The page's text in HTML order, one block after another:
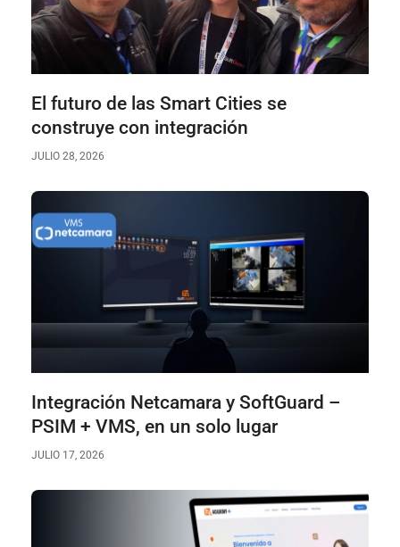
El futuro de las Smart Cities se
construye con integración
JULIO 28, 2026
Integración Netcamara y SoftGuard –
PSIM + VMS, en un solo lugar
JULIO 17, 2026